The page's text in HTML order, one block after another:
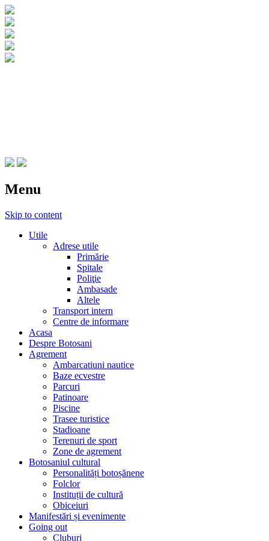
Menu
Skip to content
Utile
Adrese utile
Primărie
Spitale
Poliţie
Ambasade
Altele
Transport intern
Centre de informare
Acasa
Despre Botosani
Agrement
Ambarcatiuni nautice
Baze ecvestre
Parcuri
Patinoare
Piscine
Trasee turistice
Stadioane
Terenuri de sport
Zone de agrement
Botosaniul cultural
Personalități botoșănene
Folclor
Instituții de cultură
Obiceiuri
Manifestări și evenimente
Going out
Cluburi